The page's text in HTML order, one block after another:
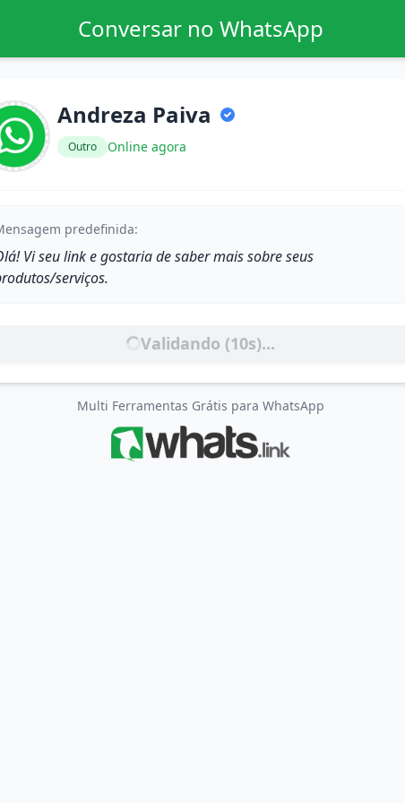
Conversar no WhatsApp
Andreza Paiva
Outro Online agora
predefinida:
Vi seu link e gostaria de saber mais sobre seus
serviços.
Validando (10s)...
Multi Ferramentas Grátis para WhatsApp